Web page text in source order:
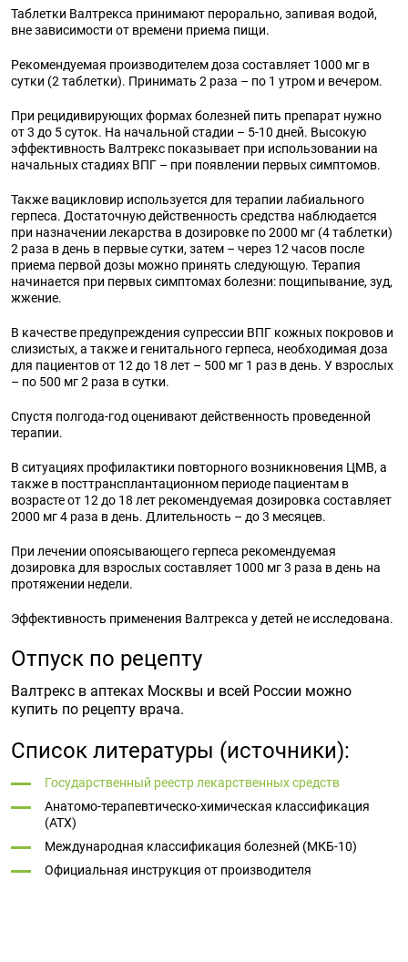
Таблетки Валтрекса принимают перорально, запивая водой,
вне зависимости от времени приема пищи.
Рекомендуемая производителем доза составляет 1000 мг в
сутки (2 таблетки). Принимать 2 раза – по 1 утром и вечером.
При рецидивирующих формах болезней пить препарат нужно
от 3 до 5 суток. На начальной стадии – 5-10 дней. Высокую
эффективность Валтрекс показывает при использовании на
начальных стадиях ВПГ – при появлении первых симптомов.
Также вацикловир используется для терапии лабиального
герпеса. Достаточную действенность средства наблюдается
при назначении лекарства в дозировке по 2000 мг (4 таблетки)
2 раза в день в первые сутки, затем – через 12 часов после
приема первой дозы можно принять следующую. Терапия
начинается при первых симптомах болезни: пощипывание, зуд,
жжение.
В качестве предупреждения супрессии ВПГ кожных покровов и
слизистых, а также и генитального герпеса, необходимая доза
для пациентов от 12 до 18 лет – 500 мг 1 раз в день. У взрослых
– по 500 мг 2 раза в сутки.
Спустя полгода-год оценивают действенность проведенной
терапии.
В ситуациях профилактики повторного возникновения ЦМВ, а
также в посттрансплантационном периоде пациентам в
возрасте от 12 до 18 лет рекомендуемая дозировка составляет
2000 мг 4 раза в день. Длительность – до 3 месяцев.
При лечении опоясывающего герпеса рекомендуемая
дозировка для взрослых составляет 1000 мг 3 раза в день на
протяжении недели.
Эффективность применения Валтрекса у детей не исследована.
Отпуск по рецепту
Валтрекс в аптеках Москвы и всей России можно
купить по рецепту врача.
Список литературы (источники):
Государственный реестр лекарственных средств
Анатомо-терапевтическо-химическая классификация
(ATX)
Международная классификация болезней (МКБ-10)
Официальная инструкция от производителя